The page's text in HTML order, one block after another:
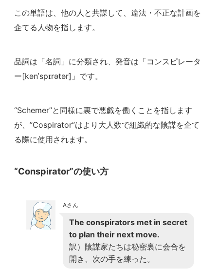
この単語は、他の人と共謀して、違法・不正な計画を
企てる人物を指します。
品詞は「名詞」に分類され、発音は「コンスピレータ
ー[kənˈspɪrətər]」です。
“Schemer”と同様に裏で悪戯を働くことを指します
が、”Cospirator”はより大人数で組織的な陰謀を企て
る際に使用されます。
“Conspirator”の使い方
Aさん
The conspirators met in secret
to plan their next move.
訳）陰謀家たちは秘密裏に会合を
開き、次の手を練った。